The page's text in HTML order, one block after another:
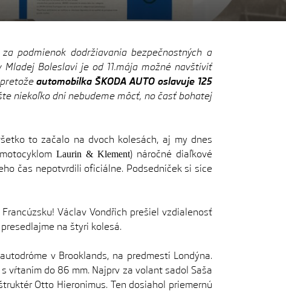
podmienok dodržiavania bezpečnostných a
Boleslavi je od 11.mája možné navštíviť
pretožeautomobilka ŠKODA AUTO oslavuje 125
niekoľko dní nebudeme môcť, no časť bohatej
to začalo na dvoch kolesách, aj my dnes
Laurin & Klement) náročné diaľkové
čas nepotvrdili oficiálne. Podsedníček si síce
Václav Vondřich prešiel vzdialenosť
na štyri kolesá.
v Brooklands, na predmestí Londýna.
vŕtaním do 86 mm. Najprv za volant sadol Saša
Otto Hieronimus. Ten dosiahol priemernú